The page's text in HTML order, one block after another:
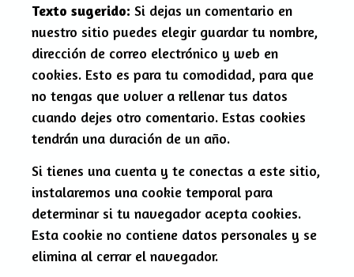
Texto sugerido: Si dejas un comentario en
nuestro sitio puedes elegir guardar tu nombre,
dirección de correo electrónico y web en
cookies. Esto es para tu comodidad, para que
no tengas que volver a rellenar tus datos
cuando dejes otro comentario. Estas cookies
tendrán una duración de un año.
Si tienes una cuenta y te conectas a este sitio,
instalaremos una cookie temporal para
determinar si tu navegador acepta cookies.
Esta cookie no contiene datos personales y se
elimina al cerrar el navegador.